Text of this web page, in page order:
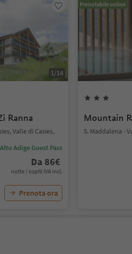
1/14
Ranna
Valle di Casies,
Alto Adige Guest Pass
Da 86€
notte / ospiti IVA incl.
Prenota ora
Prenotabile online
Mountain
S. Maddalena -